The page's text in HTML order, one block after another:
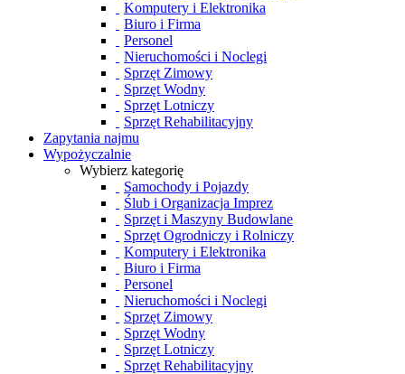
Komputery i Elektronika
Biuro i Firma
Personel
Nieruchomości i Noclegi
Sprzęt Zimowy
Sprzęt Wodny
Sprzęt Lotniczy
Sprzęt Rehabilitacyjny
Zapytania najmu
Wypożyczalnie
Wybierz kategorię
Samochody i Pojazdy
Ślub i Organizacja Imprez
Sprzęt i Maszyny Budowlane
Sprzęt Ogrodniczy i Rolniczy
Komputery i Elektronika
Biuro i Firma
Personel
Nieruchomości i Noclegi
Sprzęt Zimowy
Sprzęt Wodny
Sprzęt Lotniczy
Sprzęt Rehabilitacyjny